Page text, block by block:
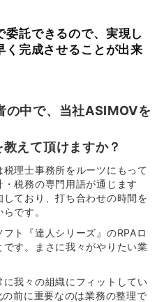
委託できるので、実現し
く完成させることが出来
の中で、当社ASIMOVを
えて頂けますか？
理士事務所をルーツにもって
税務の専門用語が通じます
ており、打ち合わせの時間を
です。
ト『達人シリーズ』のRPAロ
す。まさに我々がやりたい業
我々の組織にフィットしてい
前に重要なのは業務の整理で